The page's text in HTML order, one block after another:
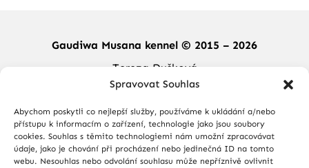
Spravovat Souhlas
Abychom poskytli co nejlepší služby, používáme k ukládání a/nebo
přístupu k informacím o zařízení, technologie jako jsou soubory
cookies. Souhlas s těmito technologiemi nám umožní zpracovávat
údaje, jako je chování při procházení nebo jedinečná ID na tomto
webu. Nesouhlas nebo odvolání souhlasu může nepříznivě ovlivnit
Gaudiwa Musana kennel © 2015 – 2026
Tereza Dušková
Újezd nad Zbečnem 80
Újezd nad Zbečnem 270 24
E–mail: tereza.duskovagm@seznam.cz